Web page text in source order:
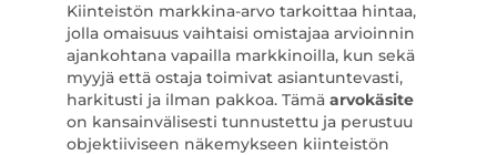
Kiinteistön markkina-arvo tarkoittaa hintaa,
jolla omaisuus vaihtaisi omistajaa arvioinnin
ajankohtana vapailla markkinoilla, kun sekä
myyjä että ostaja toimivat asiantuntevasti,
harkitusti ja ilman pakkoa. Tämä arvokäsite
on kansainvälisesti tunnustettu ja perustuu
objektiiviseen näkemykseen kiinteistön